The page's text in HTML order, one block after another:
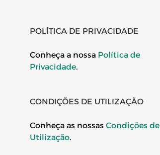
POLÍTICA DE PRIVACIDADE
Conheça a nossa Política de
Privacidade.
CONDIÇÕES DE UTILIZAÇÃO
Conheça as nossas Condições de
Utilização.